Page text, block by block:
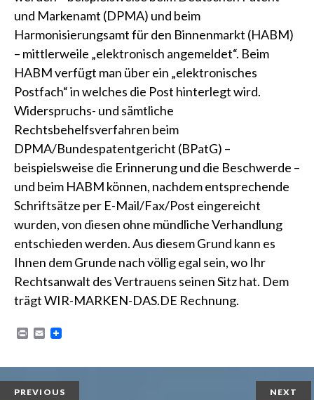
und Markenamt (DPMA) und beim
Harmonisierungsamt für den Binnenmarkt (HABM)
– mittlerweile „elektronisch angemeldet“. Beim
HABM verfügt man über ein „elektronisches
Postfach“ in welches die Post hinterlegt wird.
Widerspruchs- und sämtliche
Rechtsbehelfsverfahren beim
DPMA/Bundespatentgericht (BPatG) –
beispielsweise die Erinnerung und die Beschwerde –
und beim HABM können, nachdem entsprechende
Schriftsätze per E-Mail/Fax/Post eingereicht
wurden, von diesen ohne mündliche Verhandlung
entschieden werden. Aus diesem Grund kann es
Ihnen dem Grunde nach völlig egal sein, wo Ihr
Rechtsanwalt des Vertrauens seinen Sitz hat. Dem
trägtWIR-MARKEN-DAS.DE Rechnung.
P
n
t
E
i
l
PREVIOUS NEXT